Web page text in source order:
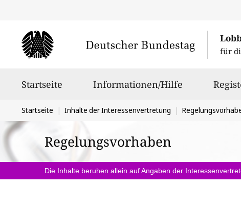
für
Startseite Informationen/Hilfe
Sie
befinden
sich
hier:
Startseite Inhalte der Interessenvertretung
Regelungsvorhaben
Die Inhalte beruhen allein auf Angaben der